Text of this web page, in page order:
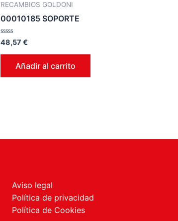
RECAMBIOS GOLDONI
00010185 SOPORTE
Valorado
0
48,57 €
Añadir al carrito
Aviso legal
Política de privacidad
Política de Cookies